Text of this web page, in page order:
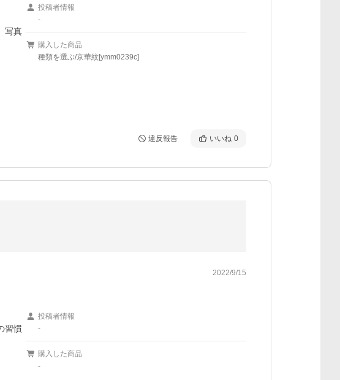
写真
投稿者情報
-
購入した商品
種類を選ぶ/京華紋[ymm0239c]
違反報告 いいね 0
2022/9/15
習慣
投稿者情報
-
購入した商品
-